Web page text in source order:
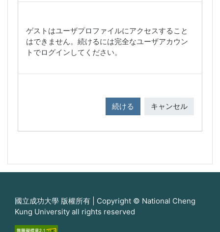
ゲストはユーザプロファイルにアクセスすること
はできません。続けるには完全なユーザアカウン
トでログインしてください。
続ける キャンセル
國立成功大學 版權所有 | Copyright © National Cheng
Kung University all rights reserved